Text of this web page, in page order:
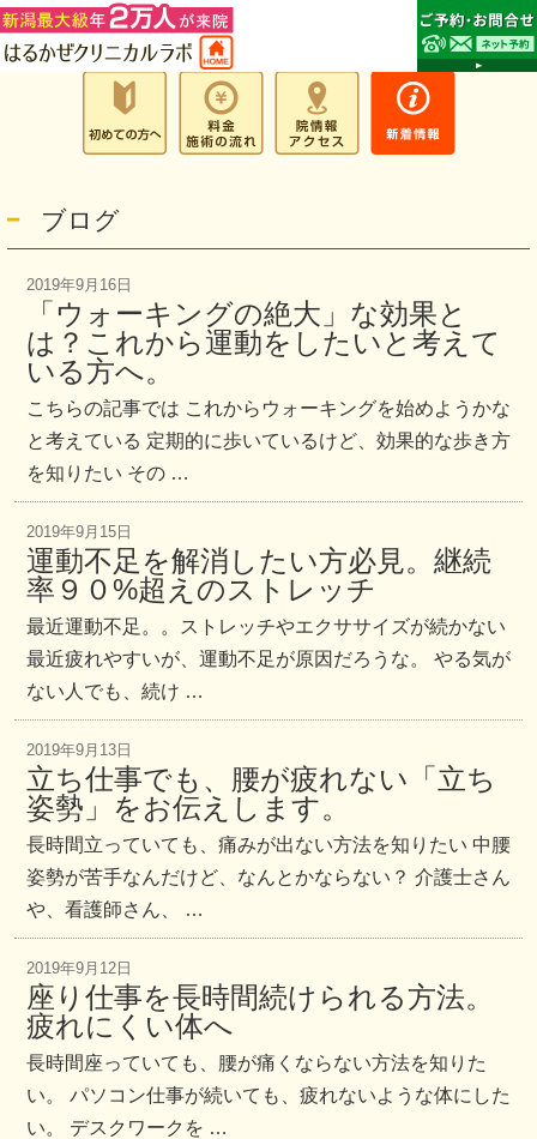
ブログ
2019年9月16日
「ウォーキングの絶大」な効果と
は？これから運動をしたいと考えて
いる方へ。
こちらの記事では これからウォーキングを始めようかな
と考えている 定期的に歩いているけど、効果的な歩き方
を知りたい その …
2019年9月15日
運動不足を解消したい方必見。継続
率９０%超えのストレッチ
最近運動不足。。ストレッチやエクササイズが続かない
最近疲れやすいが、運動不足が原因だろうな。 やる気が
ない人でも、続け …
2019年9月13日
立ち仕事でも、腰が疲れない「立ち
姿勢」をお伝えします。
長時間立っていても、痛みが出ない方法を知りたい 中腰
姿勢が苦手なんだけど、なんとかならない？ 介護士さん
や、看護師さん、 …
2019年9月12日
座り仕事を長時間続けられる方法。
疲れにくい体へ
長時間座っていても、腰が痛くならない方法を知りた
い。 パソコン仕事が続いても、疲れないような体にした
い。 デスクワークを …